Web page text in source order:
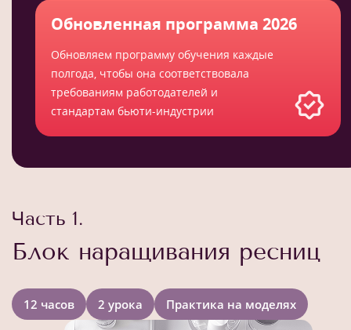
Обновленная программа 2026
Обновляем программу обучения каждые
полгода, чтобы она соответствовала
требованиям работодателей и
стандартам бьюти-индустрии
Часть 1.
Блок наращивания ресниц
12 часов 2 урока Практика на моделях